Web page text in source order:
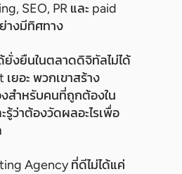
SEO, PR และ paid
างมีทิศทาง
ยั่งยืนในตลาดดิจิทัลไม่ได้
ยอะ พวกเขาสร้าง
สำหรับคนที่ถูกต้องใน
รู้ว่าต้องวัดผลอะไรเพื่อ
Agency ที่ดีไม่ได้แค่